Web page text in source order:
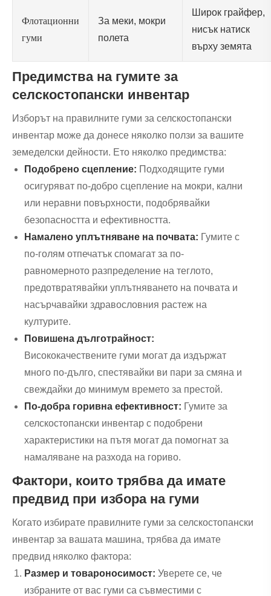
Флотационни
гуми
За меки, мокри
полета
Широк грайфер,
нисък натиск
върху земята
Предимства на гумите за
селскостопански инвентар
Изборът на правилните гуми за селскостопански
инвентар може да донесе няколко ползи за вашите
земеделски дейности. Ето няколко предимства:
Подобрено сцепление: Подходящите гуми
осигуряват по-добро сцепление на мокри, кални
или неравни повърхности, подобрявайки
безопасността и ефективността.
Намалено уплътняване на почвата: Гумите с
по-голям отпечатък спомагат за по-
равномерното разпределение на теглото,
предотвратявайки уплътняването на почвата и
насърчавайки здравословния растеж на
културите.
Повишена дълготрайност:
Висококачествените гуми могат да издържат
много по-дълго, спестявайки ви пари за смяна и
свеждайки до минимум времето за престой.
По-добра горивна ефективност: Гумите за
селскостопански инвентар с подобрени
характеристики на пътя могат да помогнат за
намаляване на разхода на гориво.
Фактори, които трябва да имате
предвид при избора на гуми
Когато избирате правилните гуми за селскостопански
инвентар за вашата машина, трябва да имате
предвид няколко фактора:
Размер и товароносимост: Уверете се, че
избраните от вас гуми са съвместими с